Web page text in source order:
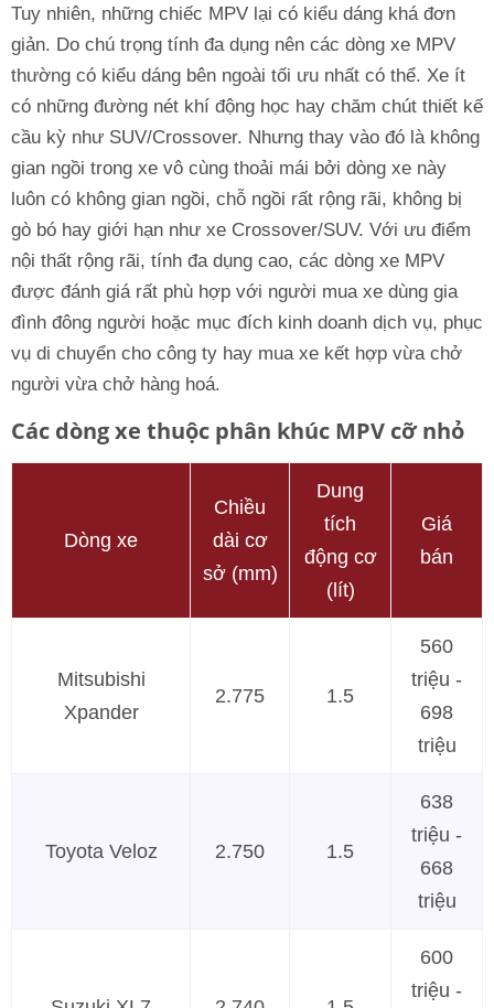
Tuy nhiên, những chiếc MPV lại có kiểu dáng khá đơn
giản. Do chú trọng tính đa dụng nên các dòng xe MPV
thường có kiểu dáng bên ngoài tối ưu nhất có thể. Xe ít
có những đường nét khí động học hay chăm chút thiết kế
cầu kỳ như SUV/Crossover. Nhưng thay vào đó là không
gian ngồi trong xe vô cùng thoải mái bởi dòng xe này
luôn có không gian ngồi, chỗ ngồi rất rộng rãi, không bị
gò bó hay giới hạn như xe Crossover/SUV. Với ưu điểm
nội thất rộng rãi, tính đa dụng cao, các dòng xe MPV
được đánh giá rất phù hợp với người mua xe dùng gia
đình đông người hoặc mục đích kinh doanh dịch vụ, phục
vụ di chuyển cho công ty hay mua xe kết hợp vừa chở
người vừa chở hàng hoá.
Các dòng xe thuộc phân khúc MPV cỡ nhỏ
Dòng xe
Chiều
dài cơ
sở (mm)
Dung
tích
động cơ
(lít)
Giá
bán
Mitsubishi
Xpander
2.775 1.5
560
triệu -
698
triệu
Toyota Veloz 2.750 1.5
638
triệu -
668
triệu
600
triệu -